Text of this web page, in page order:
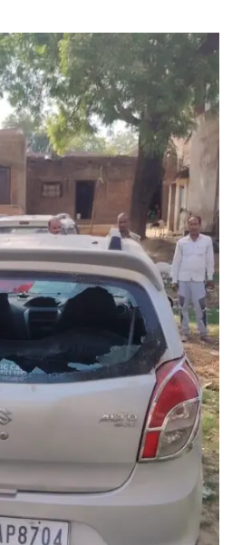
करेगी
निःशुल्क
प्रशिक्षण
शिविर